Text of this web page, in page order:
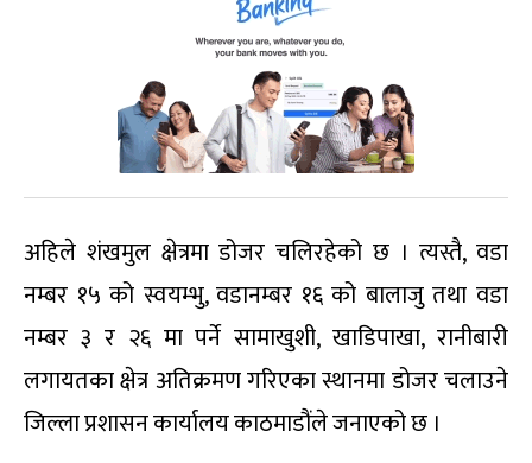
अहिले शंखमुल क्षेत्रमा डोजर चलिरहेको छ । त्यस्तै, वडा
नम्बर १५ को स्वयम्भु, वडानम्बर १६ को बालाजु तथा वडा
नम्बर ३ र २६ मा पर्ने सामाखुशी, खाडिपाखा, रानीबारी
लगायतका क्षेत्र अतिक्रमण गरिएका स्थानमा डोजर चलाउने
जिल्ला प्रशासन कार्यालय काठमाडौंले जनाएको छ ।